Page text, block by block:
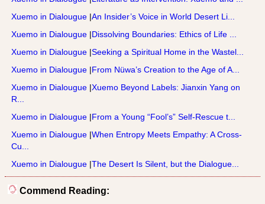
Xuemo in Dialougue |An Insider’s Voice in World Desert Li...
Xuemo in Dialougue |Dissolving Boundaries: Ethics of Life ...
Xuemo in Dialougue |Seeking a Spiritual Home in the Wastel...
Xuemo in Dialougue |From Nüwa’s Creation to the Age of A...
Xuemo in Dialougue |Xuemo Beyond Labels: Jianxin Yang on
R...
Xuemo in Dialougue |From a Young “Fool’s” Self-Rescue t...
Xuemo in Dialougue |When Entropy Meets Empathy: A Cross-
Cu...
Xuemo in Dialougue |The Desert Is Silent, but the Dialogue...
Commend Reading: